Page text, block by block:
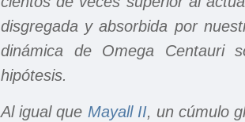
disgregada y absorbida por
dinámica de Omega Centauri
hipótesis.
Al igual que Mayall II, un cúmulo